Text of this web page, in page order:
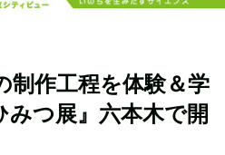
制作工程を体験＆学
みつ展』六本木で開